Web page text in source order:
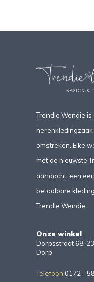
Trendie Wendie
omstreken. Elke
met de nieuwste
aandacht, een
betaalbare
Trendie Wendie.
Onze winkel
Dorpsstraat 68,
Dorp
Telefoon 0172 -